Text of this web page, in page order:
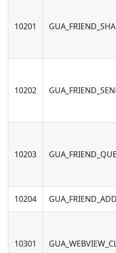
10201
10202
10203
10204
10301